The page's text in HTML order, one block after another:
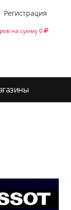
Регистрация
на сумму 0